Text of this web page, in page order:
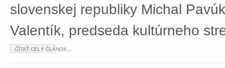
slovenskej republiky Michal
Valentík, predseda kultúrneho
ČÍTAŤ CELÝ ČLÁNOK...